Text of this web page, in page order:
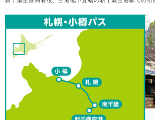
土
23